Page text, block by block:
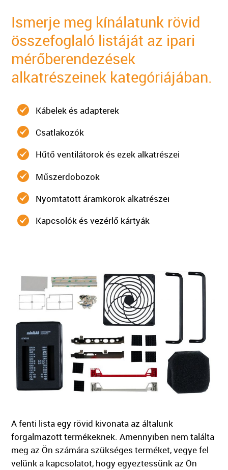
Ismerje meg kínálatunk rövid
összefoglaló listáját az ipari
mérőberendezések
alkatrészeinek kategóriájában.
Kábelek és adapterek
Csatlakozók
Hűtő ventilátorok és ezek alkatrészei
Műszerdobozok
Nyomtatott áramkörök alkatrészei
Kapcsolók és vezérlő kártyák
A fenti lista egy rövid kivonata az általunk
forgalmazott termékeknek. Amennyiben nem találta
meg az Ön számára szükséges terméket, vegye fel
velünk a kapcsolatot, hogy egyeztessünk az Ön